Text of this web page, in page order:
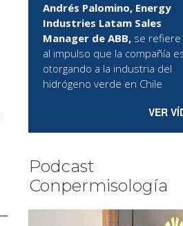
Andrés Palomino, Energy
Industries Latam Sales
Manager de ABB, se refiere
al impulso que la compañía
otorgando a la industria del
hidrógeno verde en Chile
VER
Podcast
Conpermisología